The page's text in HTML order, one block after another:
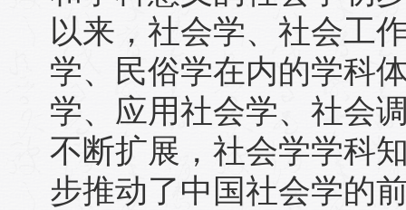
以来，社会学、社会工
学、民俗学在内的学科
学、应用社会学、社会
不断扩展，社会学学科
步推动了中国社会学的